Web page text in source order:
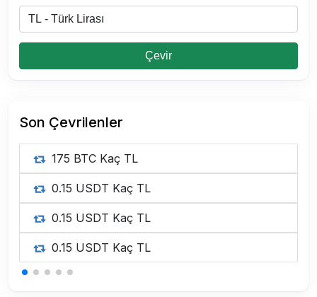
Çevir
Son Çevrilenler
175 BTC Kaç TL
0.15 USDT Kaç TL
0.15 USDT Kaç TL
0.15 USDT Kaç TL